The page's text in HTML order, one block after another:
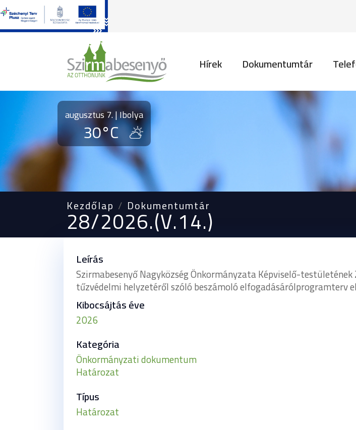
Fő navigáció
Hírek Dokumentumtár
augusztus 7. | Ibolya
30°C
Kezdőlap Dokumentumtár
28/2026.(V.14.)
Leírás
Szirmabesenyő Nagyközség Önkormányzata Képviselő-
tűzvédelmi helyzetéről szóló beszámoló elfogadásárólprogramterv
Kibocsájtás éve
2026
Kategória
Önkormányzati dokumentum
Határozat
Típus
Határozat